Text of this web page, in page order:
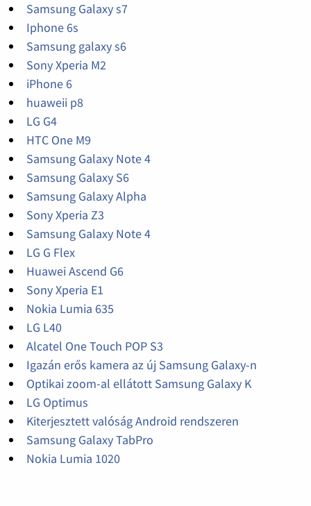
Samsung Galaxy s7
Iphone 6s
Samsung galaxy s6
Sony Xperia M2
iPhone 6
huaweii p8
LG G4
HTC One M9
Samsung Galaxy Note 4
Samsung Galaxy S6
Samsung Galaxy Alpha
Sony Xperia Z3
Samsung Galaxy Note 4
LG G Flex
Huawei Ascend G6
Sony Xperia E1
Nokia Lumia 635
LG L40
Alcatel One Touch POP S3
Igazán erős kamera az új Samsung Galaxy-n
Optikai zoom-al ellátott Samsung Galaxy K
LG Optimus
Kiterjesztett valóság Android rendszeren
Samsung Galaxy TabPro
Nokia Lumia 1020